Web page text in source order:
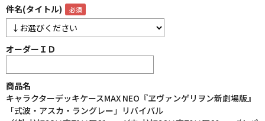
件名(タイトル)
オーダーＩＤ
商品名
キャラクターデッキケースMAX NEO『ヱヴァンゲリヲン新劇場版』
「式波・アスカ・ラングレー」リバイバル